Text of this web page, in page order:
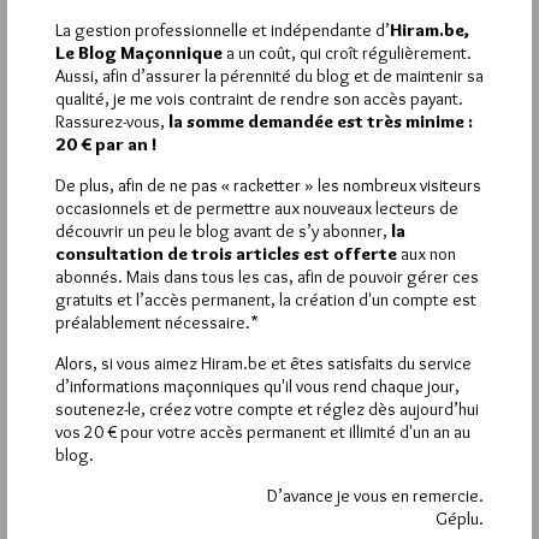
entartré. La différence c’est que les associations maçonniques
ne se font pas subventionner pour endoctriner nos jolies têtes
enfantines contrairement à ce que dit ce journaliste (moi aussi
je pratique le raccourci comme lui) agissons pour supprimer
toutes subventions aux enseignements confessionnels enfin
nous justifierons une baisse d’impôts significative ou bien
nous,pourrons,renforcer les moyens de l’école de la république
PATRICK LE ROUX
17 NOVEMBRE 2017 À 11H00 / RÉPONDRE
Le positionnement de la FM n’est pas clair pour les français. Il
faut dire qu’elle n’a pas fait beaucoup d’efforts pour clarifier sa
raison d’être. Pour un journaliste par contre, c’est une faute
professionnelle. Ceci étant, les fondements Maçonniques sont
basés sur la religion ( Temple de Salomon,….). Heureusement,
de mon côté je suis au GODF, et la liberté de conscience est le
La gestion professionnelle et indépendante d’Hiram.be,
Le Blog Maçonnique a un coût, qui croît régulièrement.
Aussi, afin d’assurer la pérennité du blog et de maintenir sa
qualité, je me vois contraint de rendre son accès payant.
Rassurez-vous, la somme demandée est très minime :
20 € par an !
De plus, afin de ne pas « racketter » les nombreux visiteurs
occasionnels et de permettre aux nouveaux lecteurs de
découvrir un peu le blog avant de s’y abonner, la
consultation de trois articles est offerte aux non
abonnés. Mais dans tous les cas, afin de pouvoir gérer ces
gratuits et l’accès permanent, la création d'un compte est
préalablement nécessaire.*
Alors, si vous aimez Hiram.be et êtes satisfaits du service
d’informations maçonniques qu'il vous rend chaque jour,
soutenez-le, créez votre compte et réglez dès aujourd’hui
vos 20 € pour votre accès permanent et illimité d'un an au
blog.
D’avance je vous en remercie.
Géplu.